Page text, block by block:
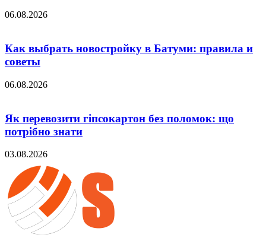
06.08.2026
Как выбрать новостройку в Батуми: правила и
советы
06.08.2026
Як перевозити гіпсокартон без поломок: що
потрібно знати
03.08.2026